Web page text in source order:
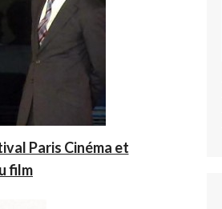
Paris Cinéma et
film